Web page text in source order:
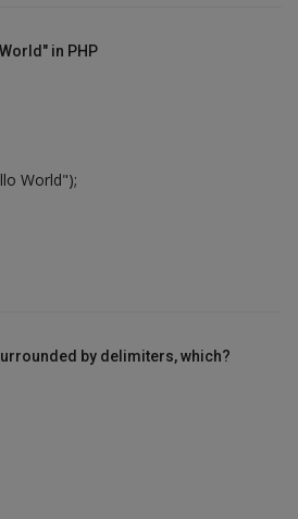
in PHP
World");
by delimiters, which?